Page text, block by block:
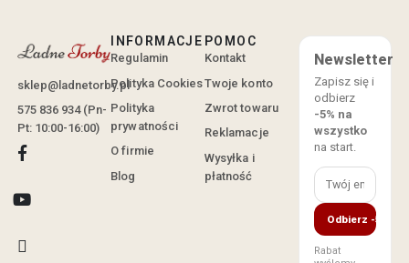
sklep@ladnetorby.pl
575 836 934 (Pn-
Pt: 10:00-16:00)
INFORMACJE
Regulamin
Polityka Cookies
Polityka
prywatności
O firmie
Blog
POMOC
Kontakt
Twoje konto
Zwrot towaru
Reklamacje
Wysyłka i
płatność
Newsletter
Zapisz się i
odbierz
-5% na
wszystko
na start.
Odbierz -5%
Rabat